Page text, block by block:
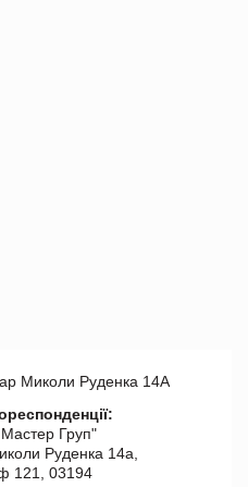
Миколи Руденка 14А
Груп"
Руденка 14а,
121, 03194